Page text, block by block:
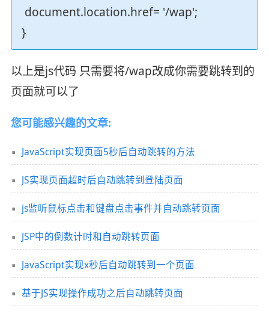
document.location.href= '/wap';
}
以上是js代码 只需要将/wap改成你需要跳转到的
页面就可以了
您可能感兴趣的文章:
JavaScript实现页面5秒后自动跳转的方法
JS实现页面超时后自动跳转到登陆页面
js监听鼠标点击和键盘点击事件并自动跳转页面
JSP中的倒数计时和自动跳转页面
JavaScript实现x秒后自动跳转到一个页面
基于JS实现操作成功之后自动跳转页面